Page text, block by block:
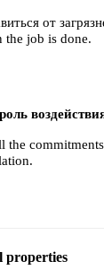
от
the job is done.
the
properties